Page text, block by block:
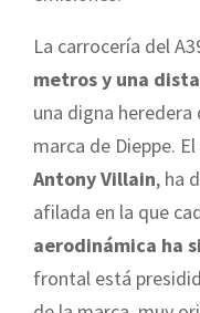
La carrocería del
metros y una
una digna
marca de Dieppe.
Antony Villain, ha
afilada en la que
aerodinámica ha
frontal está